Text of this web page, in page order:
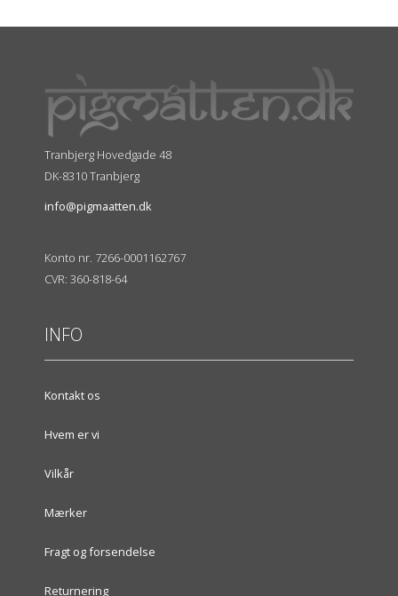
Tranbjerg Hovedgade 48
DK-8310 Tranbjerg
info@pigmaatten.dk
Konto nr. 7266-0001162767
CVR: 360-818-64
INFO
Kontakt os
Hvem er vi
Vilkår
Mærker
Fragt og forsendelse
Returnering